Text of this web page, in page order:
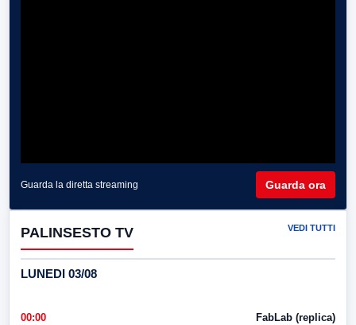
Guarda la diretta streaming Guarda ora
PALINSESTO TV VEDI TUTTI
LUNEDI 03/08
00:00 FabLab (replica)